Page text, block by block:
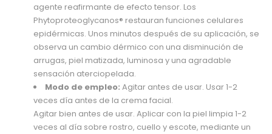
agente reafirmante de efecto tensor. Los
Phytoproteoglycanos® restauran funciones celulares
epidérmicas. Unos minutos después de su aplicación, se
observa un cambio dérmico con una disminución de
arrugas, piel matizada, luminosa y una agradable
sensación aterciopelada.
Modo de empleo: Agitar antes de usar. Usar 1-2
veces día antes de la crema facial.
Agitar bien antes de usar. Aplicar con la piel limpia 1-2
veces al día sobre rostro, cuello y escote, mediante un